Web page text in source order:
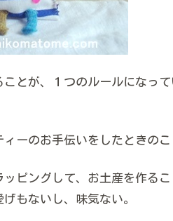
ことが、１つのルールになっ
ーのお手伝いをしたときのこ
ピングして、お土産を作るこ
もないし、味気ない。